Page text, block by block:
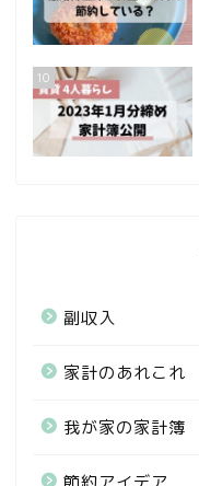
10
副収入
家計のあれこれ
我が家の家計簿